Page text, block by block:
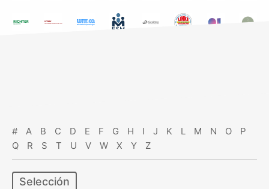
# A B C D E F G H I J K L M N O
P
Q
R S T U V W X Y Z
Selección